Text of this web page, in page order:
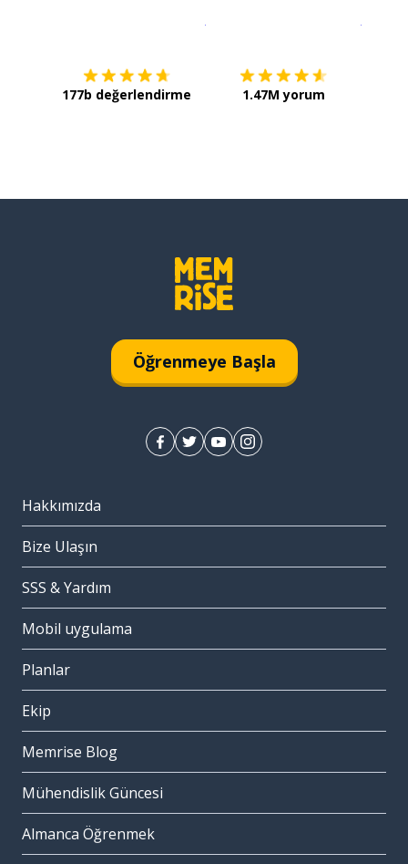
177b değerlendirme 1.47M yorum
Öğrenmeye Başla
Hakkımızda
Bize Ulaşın
SSS & Yardım
Mobil uygulama
Planlar
Ekip
Memrise Blog
Mühendislik Güncesi
Almanca Öğrenmek